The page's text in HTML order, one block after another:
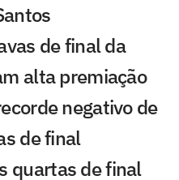
de final da
alta premiação
negativo de
de final
quartas de final